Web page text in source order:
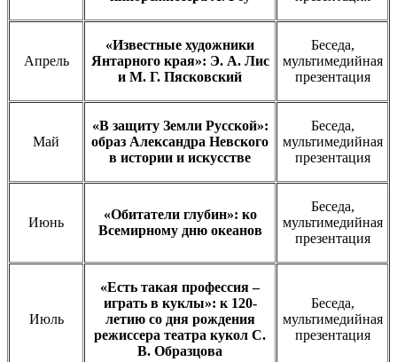
Апрель
«Известные художники
Янтарного края»: Э. А. Лис
и М. Г. Пясковский
Беседа,
мультимедийная
презентация
Май
«В защиту Земли Русской»:
образ Александра Невского
в истории и искусстве
Беседа,
мультимедийная
презентация
Июнь
«Обитатели глубин»: ко
Всемирному дню океанов
Беседа,
мультимедийная
презентация
Июль
«Есть такая профессия –
играть в куклы»: к 120-
летию со дня рождения
режиссера театра кукол С.
В. Образцова
Беседа,
мультимедийная
презентация